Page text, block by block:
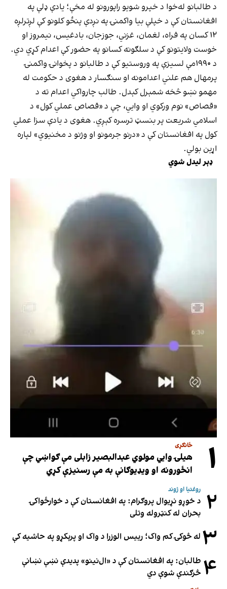
د طالبانو له‌خوا د خپرو شویو راپورونو له مخې؛ یادې ډلې په
افغانستان کې د خپلې بیا واکمنۍ په نږدې پنځو کلونو کې لږترلږه
۱۲ کسان په فراه، لغمان، غزني، جوزجان، بادغیس، نیمروز او
خوست ولایتونو کې د سلګونه کسانو په حضور کې اعدام کړي دي.
د ۱۹۹۰مې لسیزې په وروستیو کې د طالبانو د پخوانۍ واکمنۍ
پرمهال هم علني اعدامونه او سنګسار د هغوی د حکومت له
مهمو نښو څخه شمېرل کېدل. طالب چارواکي اعدام ته د
«قصاص» نوم ورکوي او وایي، چې د «قصاص عملي کول» د
اسلامي شریعت پر بنسټ ترسره کېږي. هغوی د یادې سزا عملي
کول په افغانستان کې د «درنو جرمونو او وژنو د مخنیوي» لپاره
اړین بولي.
ډېر لیدل شوي
۱ ځانګړی
هیلۍ وایي مولوي عبدالبصیر زابلی مې ګواښي چې
انځورونه او ویډیوګانې به مې رسنیزې کړي
۲ روغتیا او ژوند
د خوړو نړیوال پروګرام: په افغانستان کې د خوارځواکۍ
بحران له کنټروله وتلی
۳ له څوکۍ کم واک؛ رییس الوزرا د واک او پرېکړو په حاشیه کې
۴ طالبان: په افغانستان کې د «ال‌نینو» پدیدې نښې نښانې
څرګندې شوې دي